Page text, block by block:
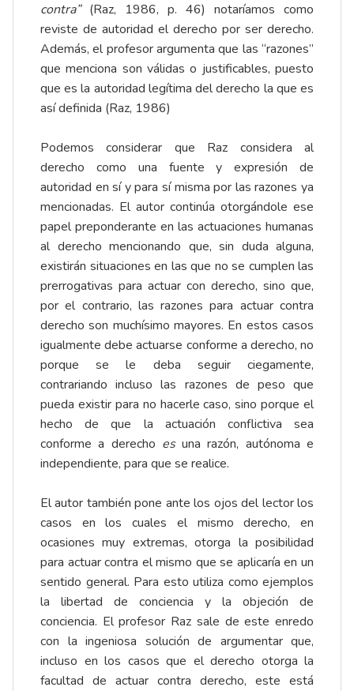
contra” (Raz, 1986, p. 46) notaríamos como
reviste de autoridad el derecho por ser derecho.
Además, el profesor argumenta que las “razones”
que menciona son válidas o justificables, puesto
que es la autoridad legítima del derecho la que es
así definida (Raz, 1986)
Podemos considerar que Raz considera al
derecho como una fuente y expresión de
autoridad en sí y para sí misma por las razones ya
mencionadas. El autor continúa otorgándole ese
papel preponderante en las actuaciones humanas
al derecho mencionando que, sin duda alguna,
existirán situaciones en las que no se cumplen las
prerrogativas para actuar con derecho, sino que,
por el contrario, las razones para actuar contra
derecho son muchísimo mayores. En estos casos
igualmente debe actuarse conforme a derecho, no
porque se le deba seguir ciegamente,
contrariando incluso las razones de peso que
pueda existir para no hacerle caso, sino porque el
hecho de que la actuación conflictiva sea
conforme a derecho esuna razón, autónoma e
independiente, para que se realice.
El autor también pone ante los ojos del lector los
casos en los cuales el mismo derecho, en
ocasiones muy extremas, otorga la posibilidad
para actuar contra el mismo que se aplicaría en un
sentido general. Para esto utiliza como ejemplos
la libertad de conciencia y la objeción de
conciencia. El profesor Raz sale de este enredo
con la ingeniosa solución de argumentar que,
incluso en los casos que el derecho otorga la
facultad de actuar contra derecho, este está